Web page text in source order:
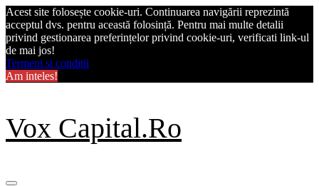
Acest site folosește cookie-uri. Continuarea navigării reprezintă
acceptul dvs. pentru această folosință. Pentru mai multe detalii
privind gestionarea preferințelor privind cookie-uri, verificati link-ul
de mai jos!
Termeni si conditii
Am inteles!
Skip
to
content
Vox Capital.Ro